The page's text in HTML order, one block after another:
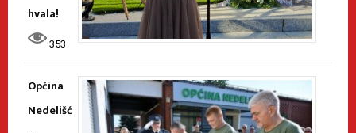
hvala!
353
Općina
Nedelišć